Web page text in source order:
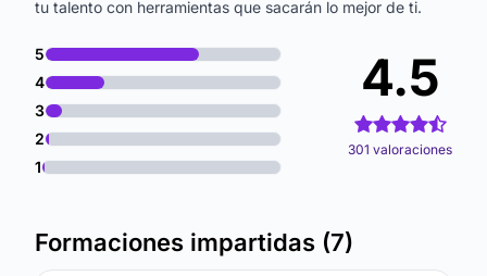
tu talento con herramientas que sacarán lo mejor de ti.
4.5
301 valoraciones
5
4
3
2
1
Formaciones impartidas (7)